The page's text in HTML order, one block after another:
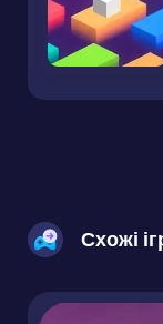
Схожі